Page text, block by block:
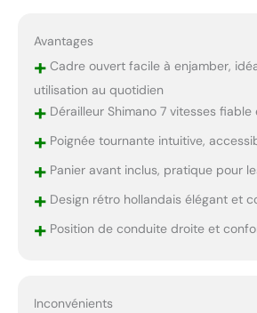
Avantages
+Cadre ouvert facile à enjamber,
utilisation au quotidien
+Dérailleur Shimano 7 vitesses fiable
+Poignée tournante intuitive,
+Panier avant inclus, pratique pour
+Design rétro hollandais élégant et
+Position de conduite droite et
Inconvénients